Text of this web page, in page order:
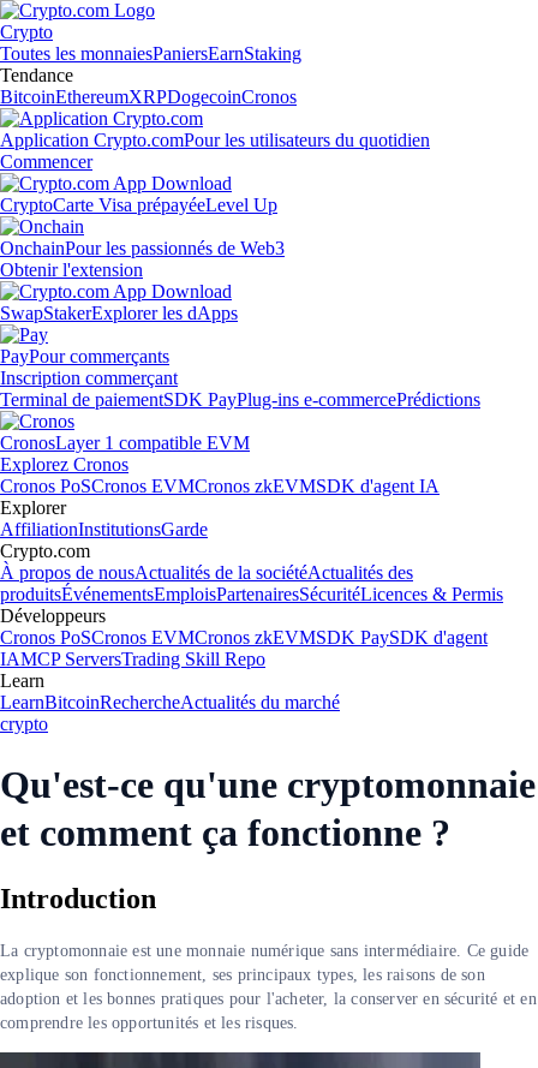
Crypto
Toutes les monnaiesPaniersEarnStaking
Tendance
BitcoinEthereumXRPDogecoinCronos
Application Crypto.comPour les utilisateurs du quotidien
Commencer
CryptoCarte Visa prépayéeLevel Up
OnchainPour les passionnés de Web3
Obtenir l'extension
SwapStakerExplorer les dApps
PayPour commerçants
Inscription commerçant
Terminal de paiementSDK PayPlug-ins e-commercePrédictions
CronosLayer 1 compatible EVM
Explorez Cronos
Cronos PoSCronos EVMCronos zkEVMSDK d'agent IA
Explorer
AffiliationInstitutionsGarde
Crypto.com
À propos de nousActualités de la sociétéActualités des
produitsÉvénementsEmploisPartenairesSécuritéLicences & Permis
Développeurs
Cronos PoSCronos EVMCronos zkEVMSDK PaySDK d'agent
IAMCP ServersTrading Skill Repo
Learn
LearnBitcoinRechercheActualités du marché
crypto
Qu'est-ce qu'une cryptomonnaie
et comment ça fonctionne ?
Introduction
La cryptomonnaie est une monnaie numérique sans intermédiaire. Ce guide
explique son fonctionnement, ses principaux types, les raisons de son
adoption et les bonnes pratiques pour l'acheter, la conserver en sécurité et en
comprendre les opportunités et les risques.